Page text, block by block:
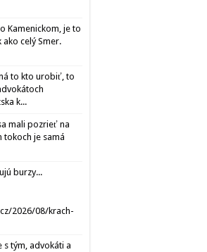
Kamenickom, je to
celý Smer.
to kto urobiť, to
k...
mali pozrieť na
tokoch je samá
burzy...
2026/08/krach-
s tým, advokáti a